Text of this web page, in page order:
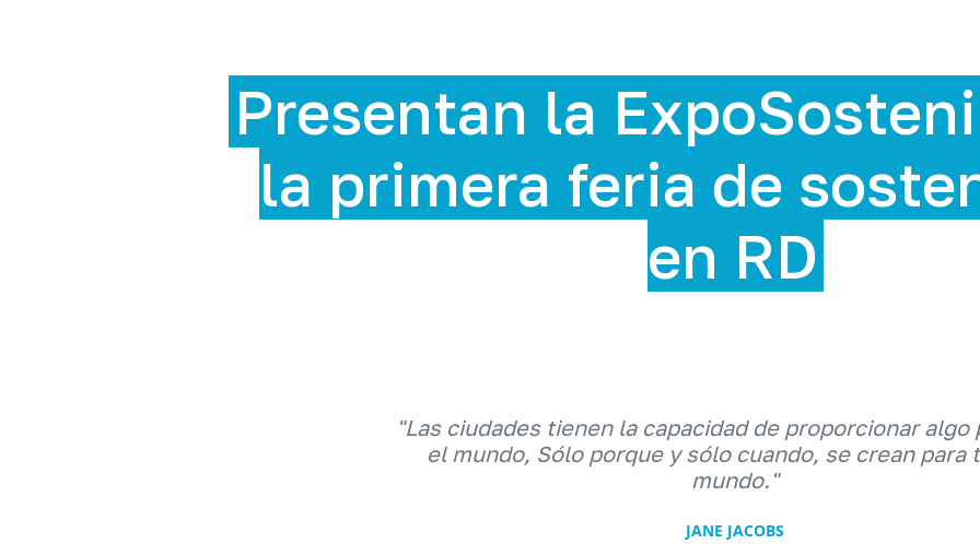
la ExpoSostenible 2025,
feria de sostenibilidad
"Las ciudades tienen la capacidad de proporcionar algo
el mundo, Sólo porque y sólo cuando, se crean para
mundo."
JANE JACOBS